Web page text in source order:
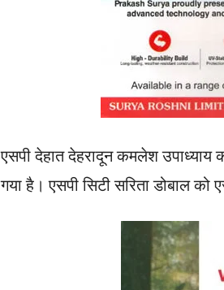
एसपी देहात देहरादून कमलेश उपाध्याय
गया है। एसपी सिटी सरिता डोबाल को